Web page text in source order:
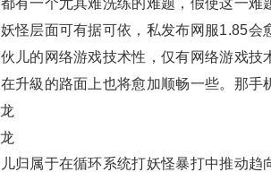
有一个尤其难洗练的难题，假使这一
怪层面可有据可依，私发布网服1.85
儿的网络游戏技术性，仅有网络游戏
升級的路面上也将愈加顺畅一些。那手
归属于在循环系统打妖怪暴打中推动